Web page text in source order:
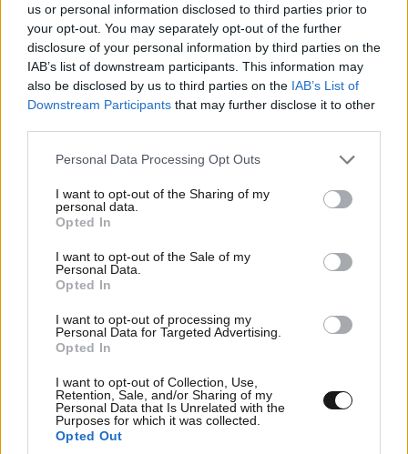
us or personal information disclosed to third parties prior to
your opt-out. You may separately opt-out of the further
disclosure of your personal information by third parties on the
IAB’s list of downstream participants. This information may
also be disclosed by us to third parties on the IAB’s List of
Downstream Participants that may further disclose it to other
Please note that this website/app uses one or more Google
not limited to your visit or usage behaviour. You may click to
grant or deny consent to Google and its third-party tags to
use your data for below specified purposes in below Google
consent section.
Personal Data Processing Opt Outs
I want to opt-out of the Sharing of my
personal data.
Opted In
I want to opt-out of the Sale of my
Personal Data.
Opted In
I want to opt-out of processing my
Personal Data for Targeted Advertising.
Opted In
I want to opt-out of Collection, Use,
Retention, Sale, and/or Sharing of my
Personal Data that Is Unrelated with the
Purposes for which it was collected.
Opted Out
«μαϊμού» χωράφια και ανύπαρκτα κοπάδια